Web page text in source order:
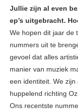
Jullie zijn al even
ep’s uitgebracht.
We hopen dit jaar de
nummers uit te
gevoel dat alles
manier van muziek
een identiteit. We zijn
huppelend richting
Ons recentste